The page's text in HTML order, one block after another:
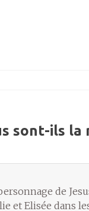
sont-ils la
de
et Elisée dans